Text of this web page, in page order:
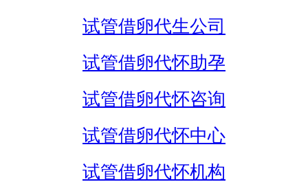
试管借卵代生公司
试管借卵代怀助孕
试管借卵代怀咨询
试管借卵代怀中心
试管借卵代怀机构